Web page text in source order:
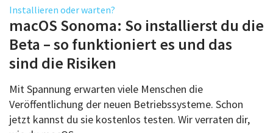
Installieren oder warten?
macOS Sonoma: So installierst du die
Beta – so funktioniert es und das
sind die Risiken
Mit Spannung erwarten viele Menschen die
Veröffentlichung der neuen Betriebssysteme. Schon
jetzt kannst du sie kostenlos testen. Wir verraten dir,